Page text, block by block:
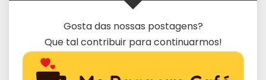
Gosta das nossas postagens?
Que tal contribuir para continuarmos!